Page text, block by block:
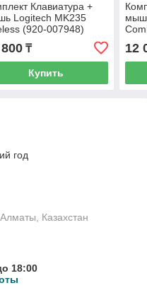
Клавиатура +
Logitech MK235
(920-007948)
₸
Купить
12
год
Казахстан
18:00